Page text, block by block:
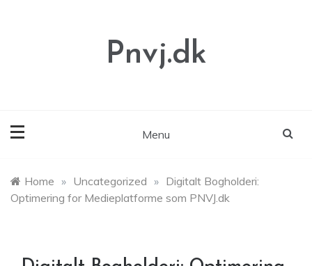
Pnvj.dk
Menu
Home » Uncategorized » Digitalt Bogholderi:
Optimering for Medieplatforme som PNVJ.dk